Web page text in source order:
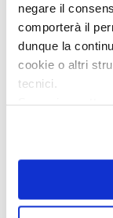
negare il
comporterà il
dunque la
cookie o altri
tecnici.
Se vuoi
Verifizierter Käufer
Vor 6 Tagen
Ottima